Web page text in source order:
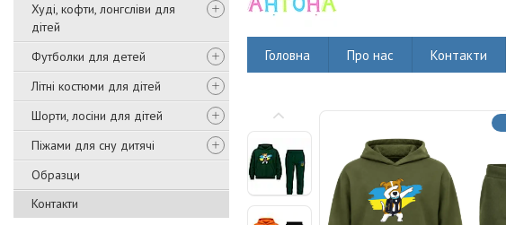
Худі, кофти, лонгсліви для
дітей
Футболки для детей
Літні костюми для дітей
Шорти, лосіни для дітей
Піжами для сну дитячі
Образци
Контакти
Головна Про нас Контакти